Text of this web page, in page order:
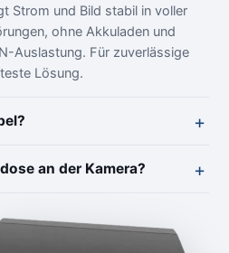
Strom und Bild stabil in voller
ohne Akkuladen und
Auslastung. Für zuverlässige
Lösung.
an der Kamera?